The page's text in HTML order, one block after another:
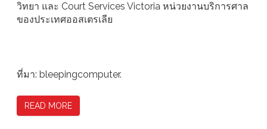
วิทยา และ Court Services Victoria หน่วยงานบริการศาล
ของประเทศออสเตรเลีย
ที่มา: bleepingcomputer.
READ MORE